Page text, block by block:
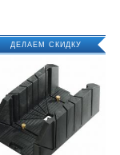
ДЕЛАЕМ СКИДКУ